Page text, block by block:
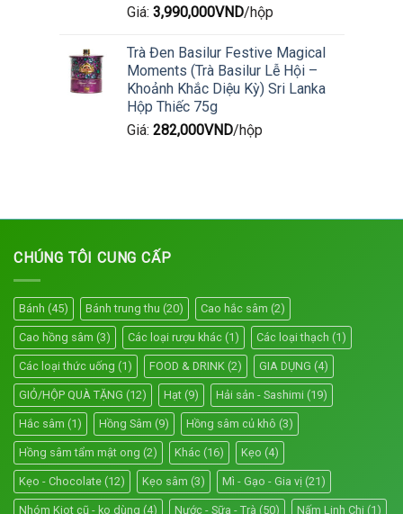
Giá: 3,990,000VND/hộp
Trà Đen Basilur Festive Magical
Moments (Trà Basilur Lễ Hội –
Khoảnh Khắc Diệu Kỳ) Sri Lanka
Hộp Thiếc 75g
Giá: 282,000VND/hộp
CHÚNG TÔI CUNG CẤP
Bánh (45) Bánh trung thu (20) Cao hắc sâm (2)
Cao hồng sâm (3) Các loại rượu khác (1) Các loại thạch (1)
Các loại thức uống (1) FOOD & DRINK (2) GIA DỤNG (4)
GIỎ/HỘP QUÀ TẶNG (12) Hạt (9) Hải sản - Sashimi (19)
Hắc sâm (1) Hồng Sâm (9) Hồng sâm củ khô (3)
Hồng sâm tẩm mật ong (2) Khác (16) Kẹo (4)
Kẹo - Chocolate (12) Kẹo sâm (3) Mì - Gạo - Gia vị (21)
Nhóm Kiot cũ - ko dùng (4) Nước - Sữa - Trà (50) Nấm Linh Chi (1)